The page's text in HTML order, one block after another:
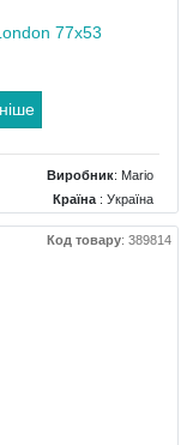
77x53
Виробник: Mario
Країна : Україна
Колір: Чорний
Розміри: 530x85x770
Код товару: 389814